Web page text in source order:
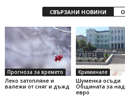
СВЪРЗАНИ НОВИНИ
Прогноза за времето
Леко затопляне и
валежи от сняг и дъжд
Криминале
Шуменка осъди
Общината за над
евро